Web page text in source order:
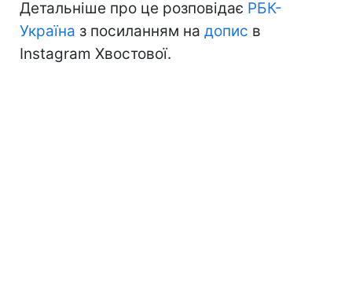
Детальніше про це розповідає РБК-
Україна з посиланням на допис в
Instagram Хвостової.